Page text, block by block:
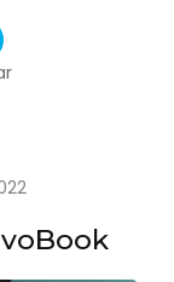
zu
Jahressicherung